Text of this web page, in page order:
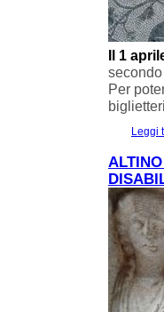
Il 1
Per
Leggi